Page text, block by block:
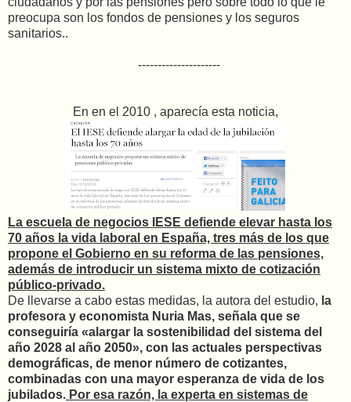
preocupa son los fondos de pensiones y los seguros
sanitarios..
---------------------
En en el 2010 , aparecía esta noticia,
La escuela de negocios IESE defiende elevar hasta los
70 años la vida laboral en España, tres más de los que
propone el Gobierno en su reforma de las pensiones,
además de introducir un sistema mixto de cotización
público-privado.
De llevarse a cabo estas medidas, la autora del estudio, la
profesora y economista Nuria Mas, señala que se
conseguiría «alargar la sostenibilidad del sistema del
año 2028 al año 2050», con las actuales perspectivas
demográficas, de menor número de cotizantes,
combinadas con una mayor esperanza de vida de los
jubilados. Por esa razón, la experta en sistemas de